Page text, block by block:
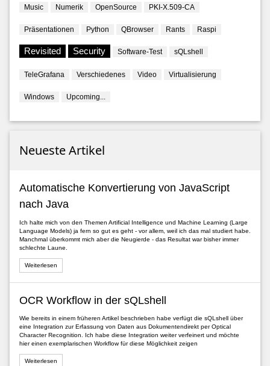
Music Numerik OpenSource PKI-X.509-CA
Präsentationen Python QBrowser Rants Raspi
Revisited Security Software-Test sQLshell
TeleGrafana Verschiedenes Video Virtualisierung
Windows Upcoming...
Neueste Artikel
Automatische Konvertierung von JavaScript
nach Java
Ich halte mich von den Themen Artificial Intelligence und Machine Learning (Large
Language Models) ja fern so gut es geht - vor allem, weil ich das mal studiert habe.
Manchmal überkommt mich aber die Neugierde - das Resultat war bisher immer
schlechte Laune.
Weiterlesen
OCR Workflow in der sQLshell
Wie bereits in einem früheren Artikel beschrieben habe verfügt die sQLshell über
eine Integration zur Erfassung von Daten aus Dokumentendirekt per Optical
Character Recognition. Ich habe diese Integration weiter verfeinert und möchte
hier einen exemplarischen Workflow für diese Möglichkeit zeigen
Weiterlesen